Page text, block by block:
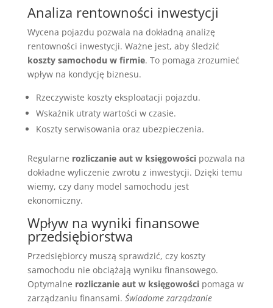
Analiza rentowności inwestycji
Wycena pojazdu pozwala na dokładną analizę
rentowności inwestycji. Ważne jest, aby śledzić
koszty samochodu w firmie. To pomaga zrozumieć
wpływ na kondycję biznesu.
Rzeczywiste koszty eksploatacji pojazdu.
Wskaźnik utraty wartości w czasie.
Koszty serwisowania oraz ubezpieczenia.
Regularne rozliczanie aut w księgowościpozwala na
dokładne wyliczenie zwrotu z inwestycji. Dzięki temu
wiemy, czy dany model samochodu jest
ekonomiczny.
Wpływ na wyniki finansowe
przedsiębiorstwa
Przedsiębiorcy muszą sprawdzić, czy koszty
samochodu nie obciążają wyniku finansowego.
Optymalne rozliczanie aut w księgowościpomaga w
zarządzaniu finansami. Świadome zarządzanie